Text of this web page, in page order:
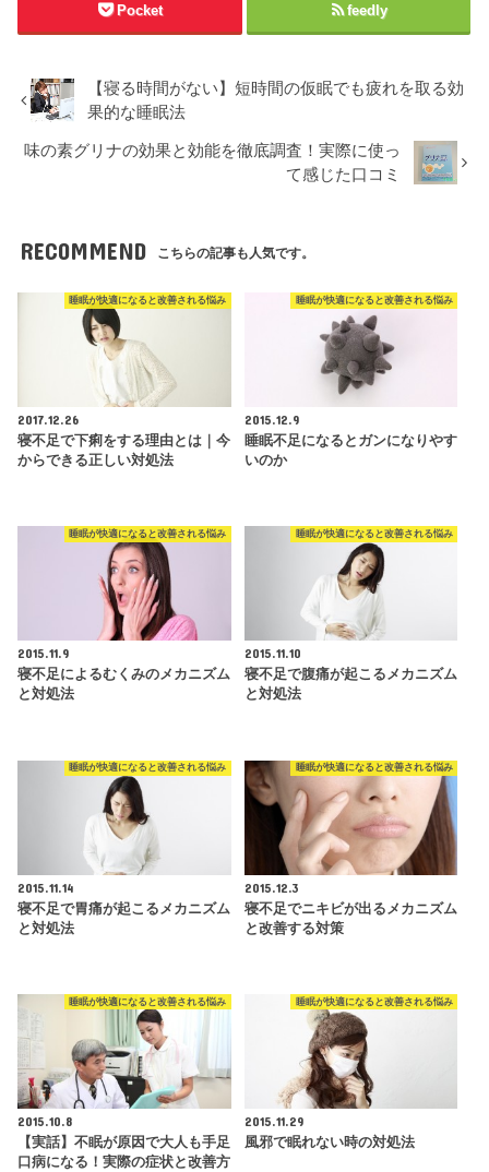
Pocket feedly
【寝る時間がない】短時間の仮眠でも疲れを取る効
果的な睡眠法
味の素グリナの効果と効能を徹底調査！実際に使っ
て感じた口コミ
RECOMMEND こちらの記事も人気です。
睡眠が快適になると改善される悩み
2017.12.26
寝不足で下痢をする理由とは｜今
からできる正しい対処法
睡眠が快適になると改善される悩み
2015.12.9
睡眠不足になるとガンになりやす
いのか
睡眠が快適になると改善される悩み
2015.11.9
寝不足によるむくみのメカニズム
と対処法
睡眠が快適になると改善される悩み
2015.11.10
寝不足で腹痛が起こるメカニズム
と対処法
睡眠が快適になると改善される悩み
2015.11.14
寝不足で胃痛が起こるメカニズム
と対処法
睡眠が快適になると改善される悩み
2015.12.3
寝不足でニキビが出るメカニズム
と改善する対策
睡眠が快適になると改善される悩み
2015.10.8
【実話】不眠が原因で大人も手足
口病になる！実際の症状と改善方
睡眠が快適になると改善される悩み
2015.11.29
風邪で眠れない時の対処法